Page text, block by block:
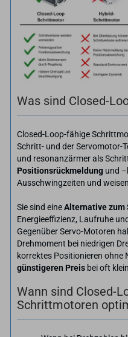
Was sind Closed-
Closed-Loop-fähige
Schritt- und der Servomotor-
und resonanzärmer als
Positionsrückmeldung und
Ausschwingzeiten und weisen
Sie sind eineAlternative zum
Energieeffizienz, Laufruhe
Gegenüber Servo-Motoren
Drehmoment bei niedrigen
korrektes Positionieren ohne
günstigeren Preis bei oft
Wann sind Closed-
Schrittmotoren